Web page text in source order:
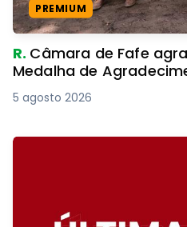
PREMIUM
R. Câmara de Fafe
Medalha de
5 agosto 2026